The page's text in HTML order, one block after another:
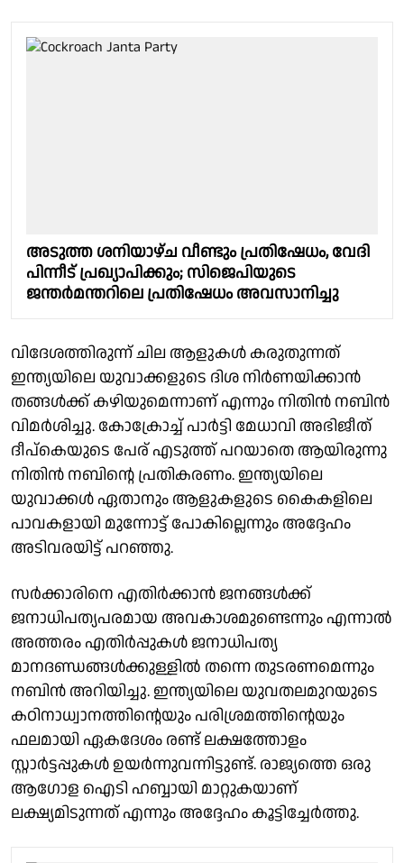
അടുത്ത ശനിയാഴ്ച വീണ്ടും പ്രതിഷേധം, വേദി
പിന്നീട് പ്രഖ്യാപിക്കും; സിജെപിയുടെ
ജന്തർമന്തറിലെ പ്രതിഷേധം അവസാനിച്ചു
വിദേശത്തിരുന്ന് ചില ആളുകൾ കരുതുന്നത്
ഇന്ത്യയിലെ യുവാക്കളുടെ ദിശ നിർണയിക്കാൻ
തങ്ങൾക്ക് കഴിയുമെന്നാണ് എന്നും നിതിൻ നബിൻ
വിമർശിച്ചു. കോക്രോച്ച് പാർട്ടി മേധാവി അഭിജീത്
ദീപ്കെയുടെ പേര് എടുത്ത് പറയാതെ ആയിരുന്നു
നിതിൻ നബിൻ്റെ പ്രതികരണം. ഇന്ത്യയിലെ
യുവാക്കൾ ഏതാനും ആളുകളുടെ കൈകളിലെ
പാവകളായി മുന്നോട്ട് പോകില്ലെന്നും അദ്ദേഹം
അടിവരയിട്ട് പറഞ്ഞു.
സർക്കാരിനെ എതിർക്കാൻ ജനങ്ങൾക്ക്
ജനാധിപത്യപരമായ അവകാശമുണ്ടെന്നും എന്നാൽ
അത്തരം എതിർപ്പുകൾ ജനാധിപത്യ
മാനദണ്ഡങ്ങൾക്കുള്ളിൽ തന്നെ തുടരണമെന്നും
നബിൻ അറിയിച്ചു. ഇന്ത്യയിലെ യുവതലമുറയുടെ
കഠിനാധ്വാനത്തിൻ്റെയും പരിശ്രമത്തിൻ്റെയും
ഫലമായി ഏകദേശം രണ്ട് ലക്ഷത്തോളം
സ്റ്റാർട്ടപ്പുകൾ ഉയർന്നുവന്നിട്ടുണ്ട്. രാജ്യത്തെ ഒരു
ആഗോള ഐടി ഹബ്ബായി മാറ്റുകയാണ്
ലക്ഷ്യമിടുന്നത് എന്നും അദ്ദേഹം കൂട്ടിച്ചേർത്തു.